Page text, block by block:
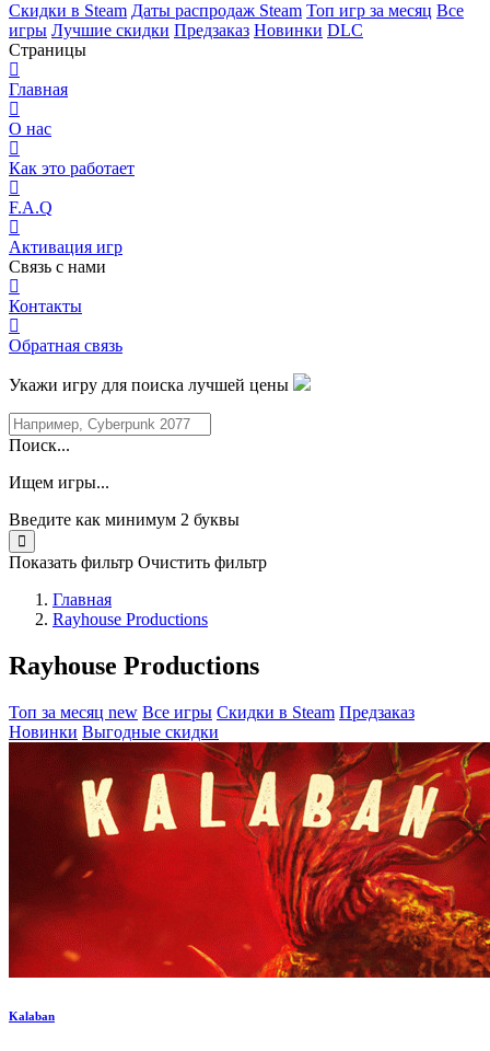
Скидки в Steam Даты распродаж Steam Топ игр за месяц Все
игры Лучшие скидки Предзаказ Новинки DLC
Страницы
Главная
О нас
Как это работает
F.A.Q
Активация игр
Связь с нами
Контакты
Обратная связь
Укажи игру для поиска лучшей цены
Поиск...
Ищем игры...
Введите как минимум 2 буквы
Показать фильтр Очистить фильтр
Главная
Rayhouse Productions
Rayhouse Productions
Топ за месяц new Все игры Скидки в Steam Предзаказ
Новинки Выгодные скидки
Kalaban